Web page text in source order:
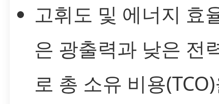
고휘도 및 에너지 효
은 광출력과 낮은 전
로 총 소유 비용